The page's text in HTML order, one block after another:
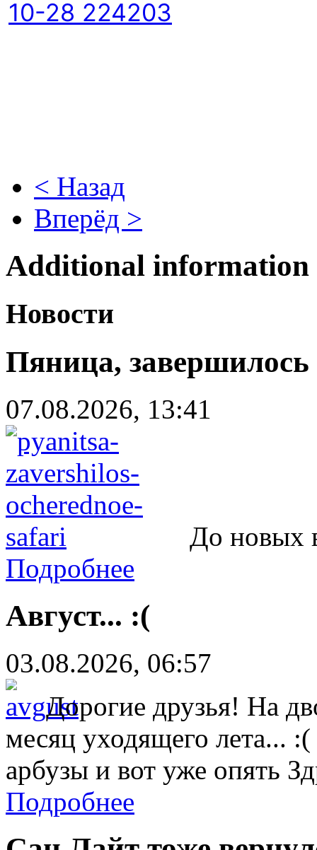
< Назад
Вперёд >
Additional information
Новости
Пяница, завершилось
07.08.2026, 13:41
До
Подробнее
Август... :(
03.08.2026, 06:57
Дорогие друзья! На
месяц уходящего лета...
арбузы и вот уже опять
Подробнее